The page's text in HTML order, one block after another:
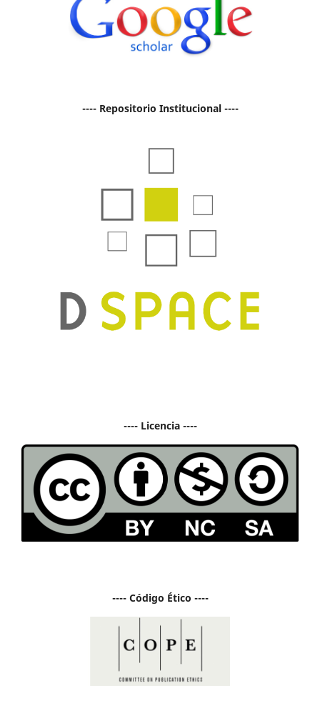
---- Repositorio Institucional ----
---- Licencia ----
---- Código Ético ----